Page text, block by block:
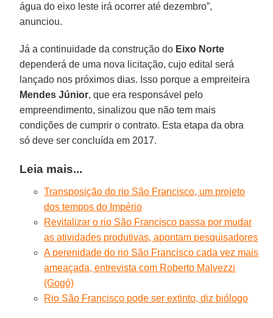
água do eixo leste irá ocorrer até dezembro”,
anunciou.
Já a continuidade da construção do Eixo Norte
dependerá de uma nova licitação, cujo edital será
lançado nos próximos dias. Isso porque a empreiteira
Mendes Júnior, que era responsável pelo
empreendimento, sinalizou que não tem mais
condições de cumprir o contrato. Esta etapa da obra
só deve ser concluída em 2017.
Leia mais...
Transposição do rio São Francisco, um projeto
dos tempos do Império
Revitalizar o rio São Francisco passa por mudar
as atividades produtivas, apontam pesquisadores
A perenidade do rio São Francisco cada vez mais
ameaçada, entrevista com Roberto Malvezzi
(Gogó)
Rio São Francisco pode ser extinto, diz biólogo